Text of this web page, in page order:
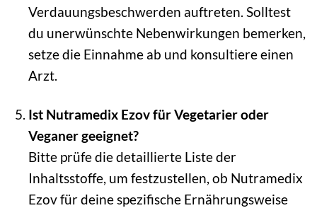
Verdauungsbeschwerden auftreten. Solltest
du unerwünschte Nebenwirkungen bemerken,
setze die Einnahme ab und konsultiere einen
Arzt.
Ist Nutramedix Ezov für Vegetarier oder
Veganer geeignet?
Bitte prüfe die detaillierte Liste der
Inhaltsstoffe, um festzustellen, ob Nutramedix
Ezov für deine spezifische Ernährungsweise